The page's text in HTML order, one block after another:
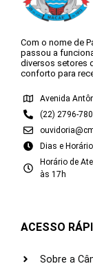
Com o nome de
passou a
diversos setores
conforto para
Avenida
(22) 2796-
Dias e
Horário de
às 17h
ACESSO
Sobre a